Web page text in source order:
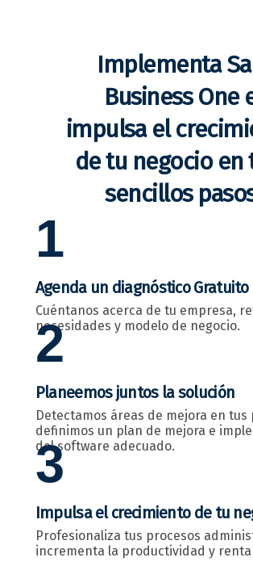
Implementa
Business One
impulsa el
de tu negocio en
sencillos
1
Agenda un diagnóstico Gratuito
Cuéntanos acerca de tu empresa,
necesidades y modelo de negocio.
2
Planeemos juntos la solución
Detectamos áreas de mejora en tus
definimos un plan de mejora e
del software adecuado.
3
Impulsa el crecimiento de tu
Profesionaliza tus procesos
incrementa la productividad y